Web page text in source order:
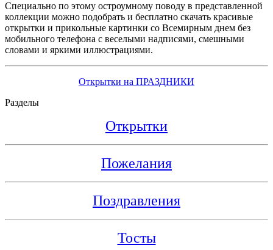
Специально по этому остроумному поводу в представленной
коллекции можно подобрать и бесплатно скачать красивые
открытки и прикольные картинки со Всемирным днем без
мобильного телефона с веселыми надписями, смешными
словами и яркими иллюстрациями.
Открытки на ПРАЗДНИКИ
Разделы
Открытки
Пожелания
Поздравления
Тосты